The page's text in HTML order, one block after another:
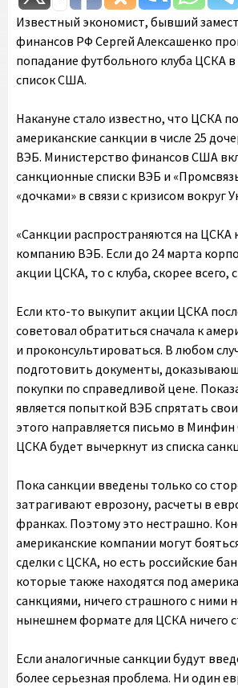
Известный экономист, бывший
финансов РФ Сергей Алексашенко
попадание футбольного клуба ЦСКА
список США.
Накануне стало известно, что ЦСКА
американские санкции в числе 25
ВЭБ. Министерство финансов США
санкционные списки ВЭБ и
«дочками» в связи с кризисом вокруг
«Санкции распространяются на ЦСКА
компанию ВЭБ. Если до 24 марта
акции ЦСКА, то с клуба, скорее всего,
Если кто-то выкупит акции ЦСКА
советовал обратиться сначала к
и проконсультироваться. В любом
подготовить документы,
покупки по справедливой цене.
является попыткой ВЭБ спрятать
этого направляется письмо в
ЦСКА будет вычеркнут из списка
Пока санкции введены только со
затрагивают еврозону, расчеты в
франках. Поэтому это нестрашно.
американские компании могут
сделки с ЦСКА, но есть российские
которые также находятся под
санкциями, ничего страшного с ними
нынешнем формате для ЦСКА ничего
Если аналогичные санкции будут
более серьезная проблема. Ни один